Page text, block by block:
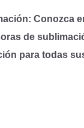
Conozca
de
para todas